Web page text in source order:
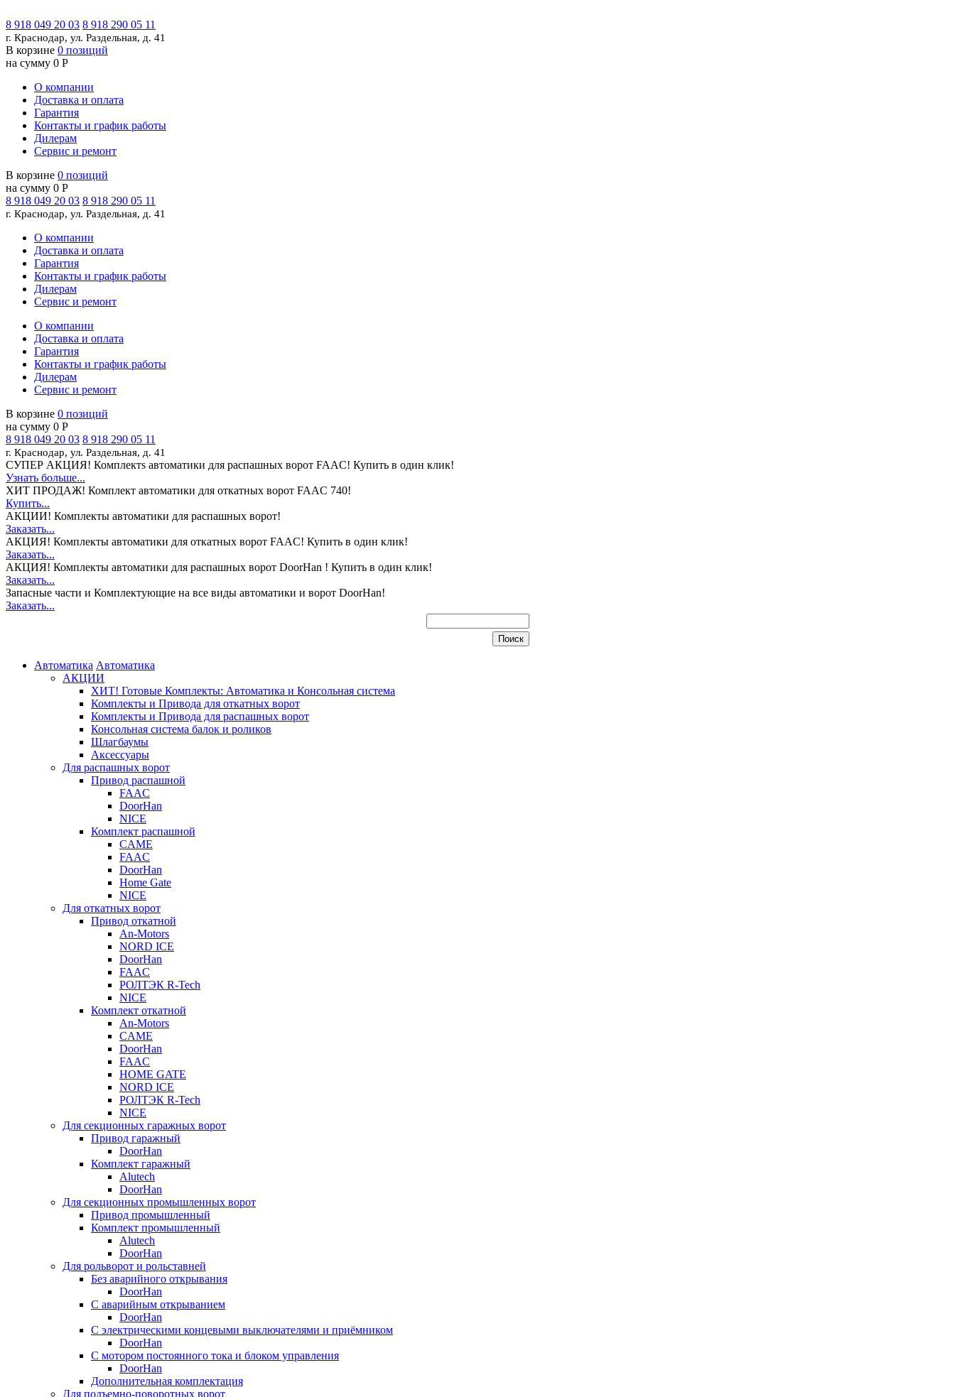
8 918 049 20 03 8 918 290 05 11
г. Краснодар, ул. Раздельная, д. 41
В корзине 0 позиций
на сумму 0 Р
О компании
Доставка и оплата
Гарантия
Контакты и график работы
Дилерам
Сервис и ремонт
В корзине 0 позиций
на сумму 0 Р
8 918 049 20 03 8 918 290 05 11
г. Краснодар, ул. Раздельная, д. 41
О компании
Доставка и оплата
Гарантия
Контакты и график работы
Дилерам
Сервис и ремонт
О компании
Доставка и оплата
Гарантия
Контакты и график работы
Дилерам
Сервис и ремонт
В корзине 0 позиций
на сумму 0 Р
8 918 049 20 03 8 918 290 05 11
г. Краснодар, ул. Раздельная, д. 41
СУПЕР АКЦИЯ! Комплектs автоматики для распашных ворот FAAC! Купить в один клик!
Узнать больше...
ХИТ ПРОДАЖ! Комплект автоматики для откатных ворот FAAC 740!
Купить...
АКЦИИ! Комплекты автоматики для распашных ворот!
Заказать...
АКЦИЯ! Комплекты автоматики для откатных ворот FAAC! Купить в один клик!
Заказать...
АКЦИЯ! Комплекты автоматики для распашных ворот DoorHan ! Купить в один клик!
Заказать...
Запасные части и Комплектующие на все виды автоматики и ворот DoorHan!
Заказать...
Автоматика Автоматика
АКЦИИ
ХИТ! Готовые Комплекты: Автоматика и Консольная система
Комплекты и Привода для откатных ворот
Комплекты и Привода для распашных ворот
Консольная система балок и роликов
Шлагбаумы
Аксессуары
Для распашных ворот
Привод распашной
FAAC
DoorHan
NICE
Комплект распашной
CAME
FAAC
DoorHan
Home Gate
NICE
Для откатных ворот
Привод откатной
An-Motors
NORD ICE
DoorHan
FAAC
РОЛТЭК R-Tech
NICE
Комплект откатной
An-Motors
CAME
DoorHan
FAAC
HOME GATE
NORD ICE
РОЛТЭК R-Tech
NICE
Для секционных гаражных ворот
Привод гаражный
DoorHan
Комплект гаражный
Alutech
DoorHan
Для секционных промышленных ворот
Привод промышленный
Комплект промышленный
Alutech
DoorHan
Для рольворот и рольставней
Без аварийного открывания
DoorHan
С аварийным открыванием
DoorHan
С электрическими концевыми выключателями и приёмником
DoorHan
С мотором постоянного тока и блоком управления
DoorHan
Дополнительная комплектация
Для подъемно-поворотных ворот